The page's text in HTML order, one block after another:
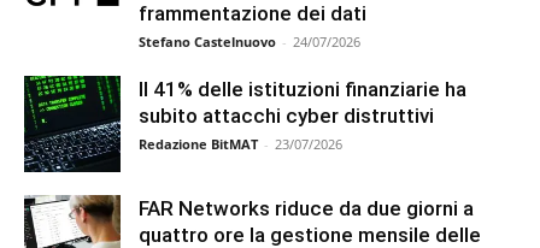
frammentazione dei dati
Stefano Castelnuovo - 24/07/2026
Il 41% delle istituzioni finanziarie ha
subito attacchi cyber distruttivi
Redazione BitMAT - 23/07/2026
FAR Networks riduce da due giorni a
quattro ore la gestione mensile delle